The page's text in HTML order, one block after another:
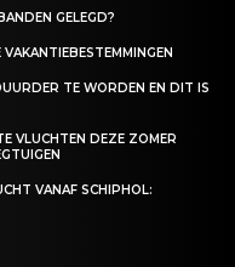
GELEGD?
TE WORDEN EN DIT IS
VLUCHTEN DEZE ZOMER
VANAF SCHIPHOL: